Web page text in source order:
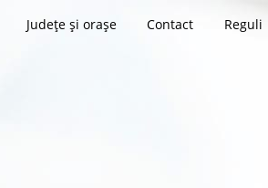
Județe și orașe Contact Reguli